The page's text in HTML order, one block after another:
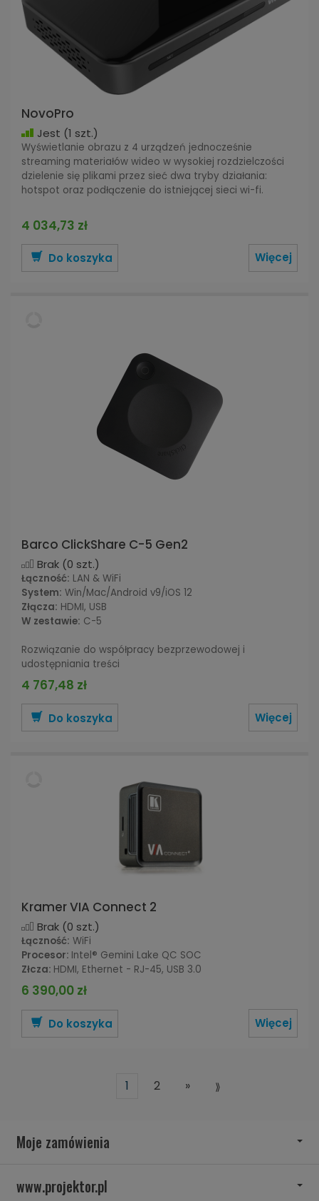
NovoPro
Jest (1 szt.)
Wyświetlanie obrazu z 4 urządzeń jednocześnie
streaming materiałów wideo w wysokiej rozdzielczości
dzielenie się plikami przez sieć dwa tryby działania:
hotspot oraz podłączenie do istniejącej sieci wi-fi.
4 034,73 zł
Do koszyka Więcej
Barco ClickShare C-5 Gen2
Brak (0 szt.)
Łączność: LAN & WiFi
System: Win/Mac/Android v9/iOS 12
Złącza: HDMI, USB
W zestawie: C-5
Rozwiązanie do współpracy bezprzewodowej i
udostępniania treści
4 767,48 zł
Do koszyka Więcej
Kramer VIA Connect 2
Brak (0 szt.)
Łączność: WiFi
Procesor: Intel® Gemini Lake QC SOC
Złcza: HDMI, Ethernet - RJ-45, USB 3.0
6 390,00 zł
Do koszyka Więcej
1 2 »
Moje zamówienia
www.projektor.pl